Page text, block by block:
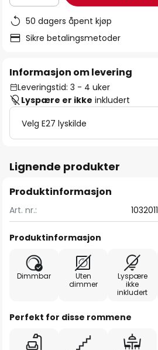
50 dagers åpent kjøp
Sikre betalingsmetoder
Informasjon om levering
Leveringstid: 3 - 4 uker
Lyspære er ikke inkludert
Velg E27 lyskilde
Lignende produkter
Produktinformasjon
Art. nr.: 1032011
Produktinformasjon
Dimmbar
Uten
dimmer
Lyspære
ikke
inkludert
Perfekt for disse rommene